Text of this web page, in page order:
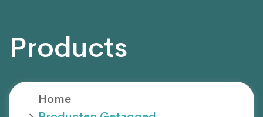
Products
Home